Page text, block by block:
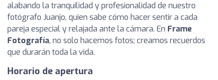
alabando la tranquilidad y profesionalidad de nuestro
fotógrafo Juanjo, quien sabe cómo hacer sentir a cada
pareja especial y relajada ante la cámara. En Frame
Fotografía, no solo hacemos fotos; creamos recuerdos
que durarán toda la vida.
Horario de apertura